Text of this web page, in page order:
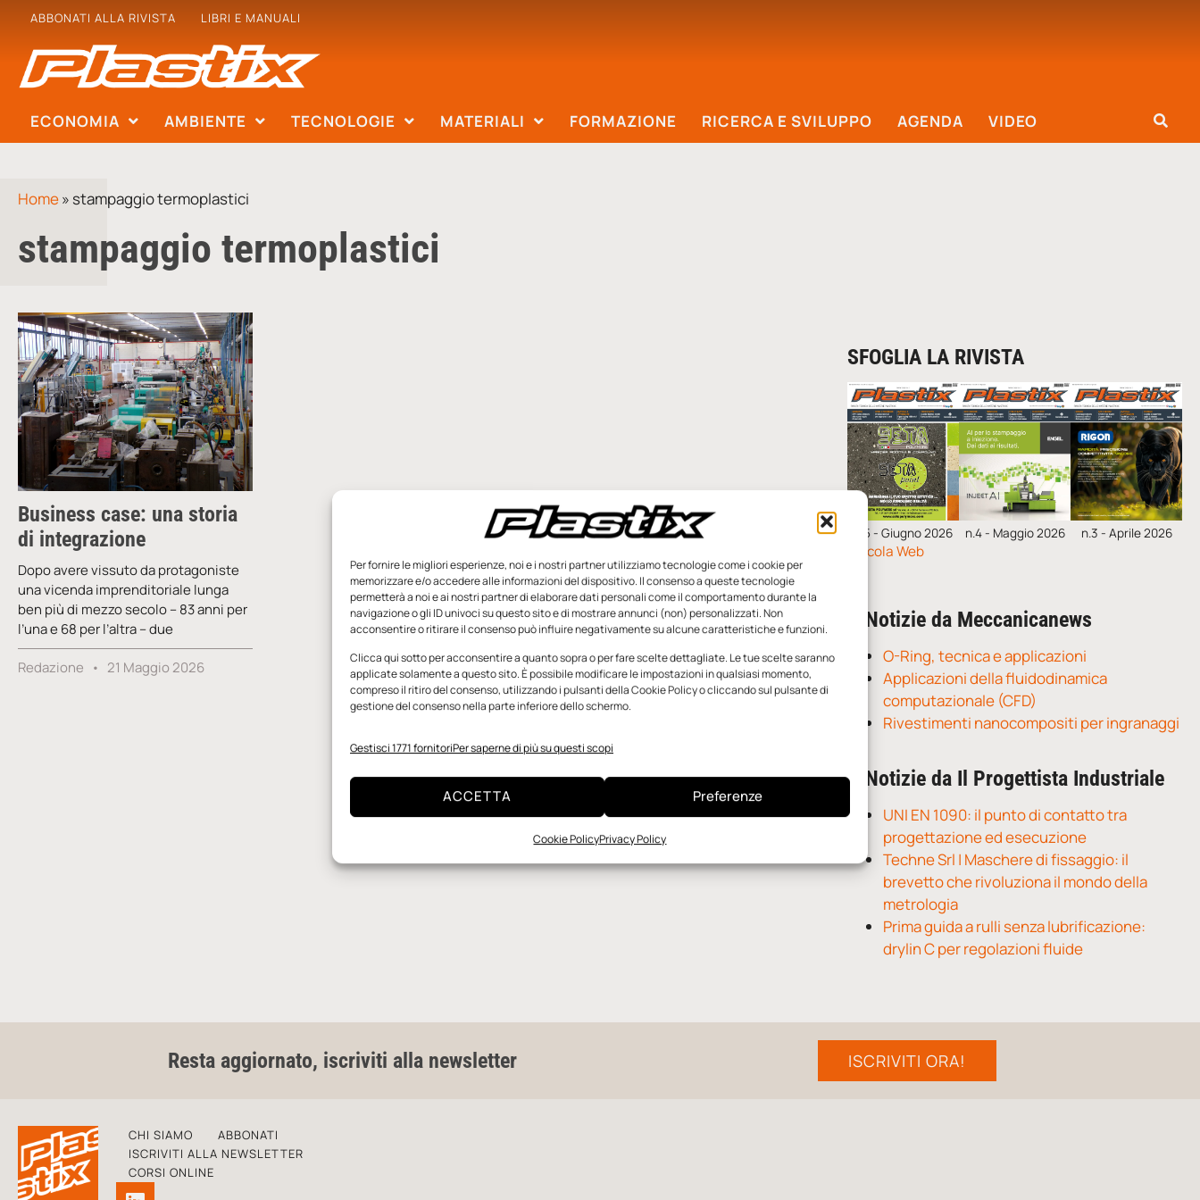
Per fornire le migliori esperienze, noi e i nostri partner utilizziamo tecnologie come i cookie per
memorizzare e/o accedere alle informazioni del dispositivo. Il consenso a queste tecnologie
permetterà a noi e ai nostri partner di elaborare dati personali come il comportamento durante la
navigazione o gli ID univoci su questo sito e di mostrare annunci (non) personalizzati. Non
acconsentire o ritirare il consenso può influire negativamente su alcune caratteristiche e funzioni.
Clicca qui sotto per acconsentire a quanto sopra o per fare scelte dettagliate. Le tue scelte saranno
applicate solamente a questo sito. È possibile modificare le impostazioni in qualsiasi momento,
compreso il ritiro del consenso, utilizzando i pulsanti della Cookie Policy o cliccando sul pulsante di
gestione del consenso nella parte inferiore dello schermo.
Gestisci 1771 fornitoriPer saperne di più su questi scopi
ACCETTA Preferenze
Cookie PolicyPrivacy Policy
ABBONATI ALLA RIVISTA LIBRI E MANUALI
ECONOMIA AMBIENTE TECNOLOGIE MATERIALI FORMAZIONE RICERCA E SVILUPPO AGENDA VIDEO
Home» stampaggio termoplastici
stampaggio termoplastici
Business case: una storia
di integrazione
Dopo avere vissuto da protagoniste
una vicenda imprenditoriale lunga
ben più di mezzo secolo – 83 anni per
l’una e 68 per l’altra – due
Redazione 21 Maggio 2026
SFOGLIA LA RIVISTA
n.5 - Giugno 2026 n.4 - Maggio 2026 n.3 - Aprile 2026
Edicola Web
Notizie da Meccanicanews
O-Ring, tecnica e applicazioni
Applicazioni della fluidodinamica
computazionale (CFD)
Rivestimenti nanocompositi per ingranaggi
Notizie da Il Progettista Industriale
UNI EN 1090: il punto di contatto tra
progettazione ed esecuzione
Techne Srl | Maschere di fissaggio: il
brevetto che rivoluziona il mondo della
metrologia
Prima guida a rulli senza lubrificazione:
drylin C per regolazioni fluide
Resta aggiornato, iscriviti alla newsletter ISCRIVITI ORA!
CHI SIAMO
ABBONATI
ISCRIVITI ALLA NEWSLETTER
CORSI ONLINE